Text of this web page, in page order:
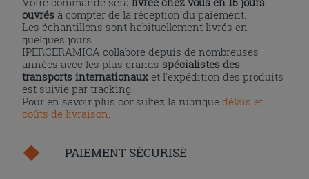
ouvrés à compter de la réception du paiement.
Les échantillons sont habituellement livrés en
quelques jours.
IPERCERAMICA collabore depuis de nombreuses
années avec les plus grands spécialistes des
transports internationaux et l'expédition des produits
est suivie par tracking.
Pour en savoir plus consultez la rubriquedélais et
coûts de livraison.
PAIEMENT SÉCURISÉ